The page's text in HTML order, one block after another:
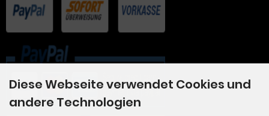
Diese Webseite verwendet Cookies und
andere Technologien